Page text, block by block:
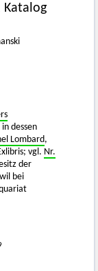
Katalog
dessen
Lombard,
vgl. Nr.
der
bei